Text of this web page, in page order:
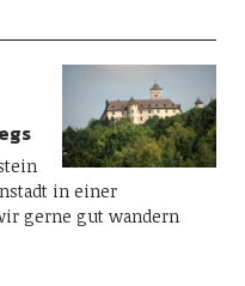
in einer
gerne gut wandern